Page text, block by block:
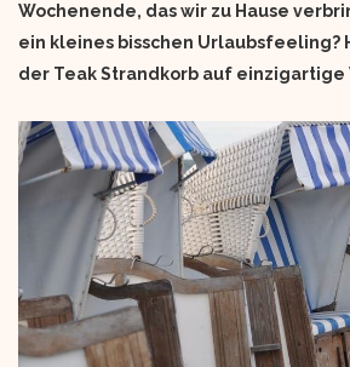
Wochenende, das wir zu Hause
ein kleines bisschen Urlaubsfeeling?
der Teak Strandkorb auf einzigartige